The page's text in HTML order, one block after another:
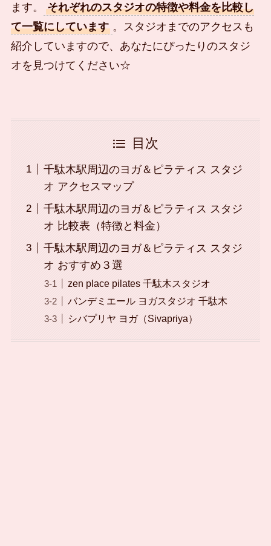
ます。
それぞれのスタジオの特徴や料金を比較し
て一覧にしています 。スタジオまでのアクセスも
紹介していますので、あなたにぴったりのスタジ
オを見つけてください☆
目次
千駄木駅周辺のヨガ＆ピラティス スタジ
オ アクセスマップ
千駄木駅周辺のヨガ＆ピラティス スタジ
オ 比較表（特徴と料金）
千駄木駅周辺のヨガ＆ピラティス スタジ
オ おすすめ３選
zen place pilates 千駄木スタジオ
バンデミエール ヨガスタジオ 千駄木
シバプリヤ ヨガ（Sivapriya）